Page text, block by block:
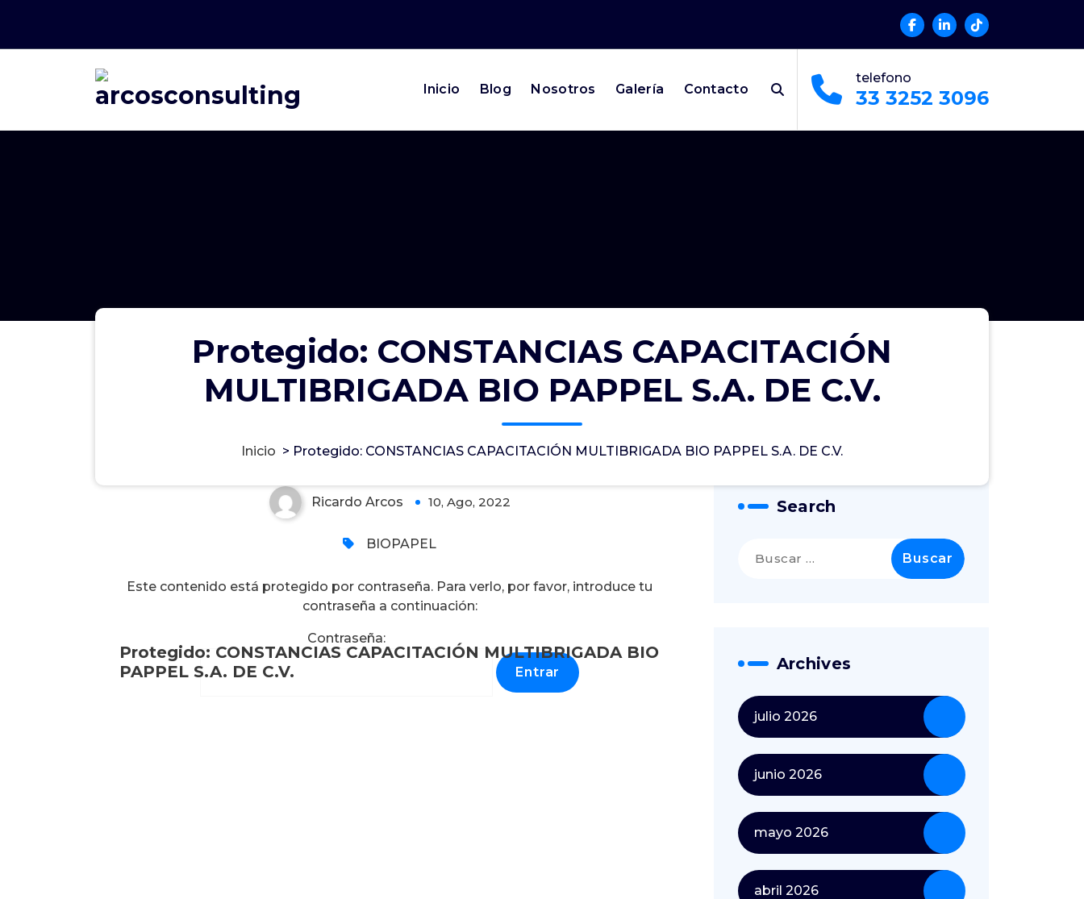
Inicio Blog Nosotros Galería Contacto
telefono
33 3252 3096
Protegido: CONSTANCIAS CAPACITACIÓN
MULTIBRIGADA BIO PAPPEL S.A. DE C.V.
Inicio > Protegido: CONSTANCIAS CAPACITACIÓN MULTIBRIGADA BIO PAPPEL S.A. DE C.V.
Protegido: CONSTANCIAS CAPACITACIÓN MULTIBRIGADA BIO
Ricardo Arcos 10, Ago, 2022
BIOPAPEL
Protegido: CONSTANCIAS CAPACITACIÓN MULTIBRIGADA BIO
PAPPEL S.A. DE C.V.
Este contenido está protegido por contraseña. Para verlo, por favor, introduce tu
contraseña a continuación:
Contraseña:
Search
Archives
julio 2026
junio 2026
mayo 2026
abril 2026